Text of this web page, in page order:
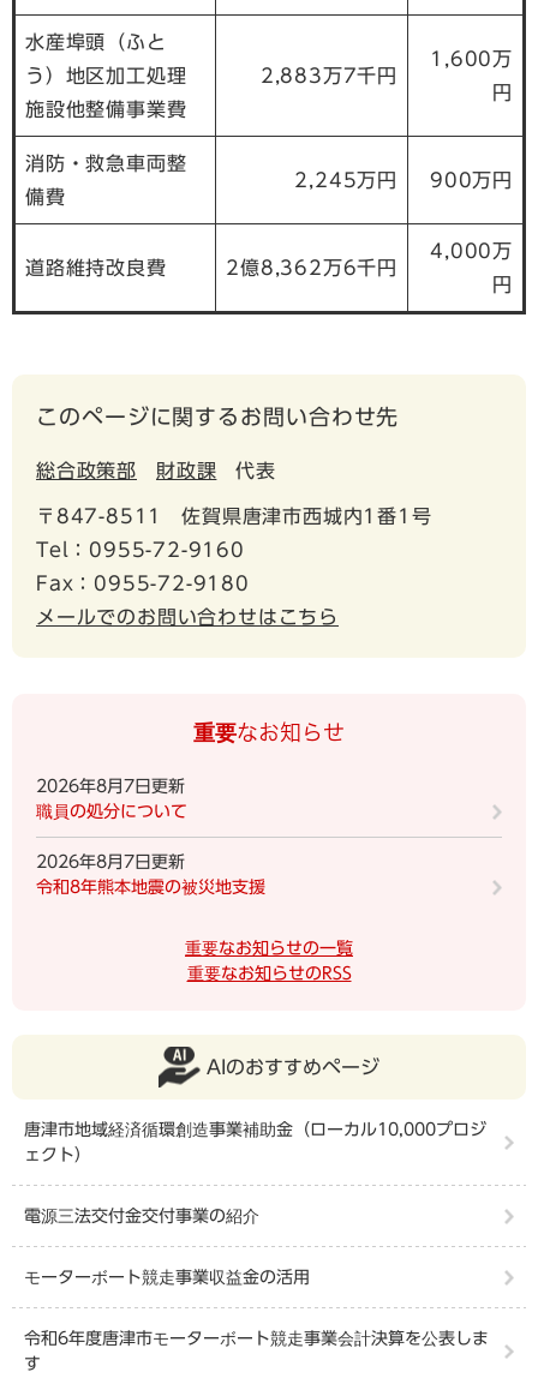
水産埠頭（ふと
う）地区加工処理
施設他整備事業費
2,883万7千円
1,600万
円
消防・救急車両整
備費
2,245万円 900万円
道路維持改良費 2億8,362万6千円
4,000万
円
このページに関するお問い合わせ先
総合政策部 財政課 代表
〒847-8511
佐賀県唐津市西城内1番1号
Tel：0955-72-9160
Fax：0955-72-9180
メールでのお問い合わせはこちら
重要なお知らせ
2026年8月7日更新
職員の処分について
2026年8月7日更新
令和8年熊本地震の被災地支援
重要なお知らせの一覧
重要なお知らせのRSS
AIのおすすめページ
唐津市地域経済循環創造事業補助金（ローカル10,000プロジ
ェクト）
電源三法交付金交付事業の紹介
モーターボート競走事業収益金の活用
令和6年度唐津市モーターボート競走事業会計決算を公表しま
す